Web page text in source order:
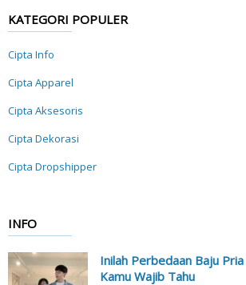
KATEGORI POPULER
Cipta Info
Cipta Apparel
Cipta Aksesoris
Cipta Dekorasi
Cipta Dropshipper
INFO
Inilah Perbedaan Baju
Kamu Wajib Tahu